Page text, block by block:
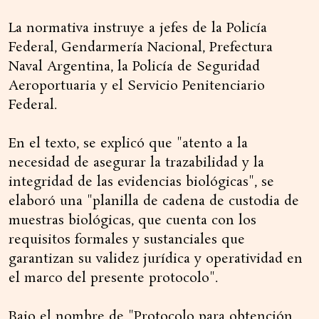
La normativa instruye a jefes de la Policía
Federal, Gendarmería Nacional, Prefectura
Naval Argentina, la Policía de Seguridad
Aeroportuaria y el Servicio Penitenciario
Federal.
En el texto, se explicó que "atento a la
necesidad de asegurar la trazabilidad y la
integridad de las evidencias biológicas", se
elaboró una "planilla de cadena de custodia de
muestras biológicas, que cuenta con los
requisitos formales y sustanciales que
garantizan su validez jurídica y operatividad en
el marco del presente protocolo".